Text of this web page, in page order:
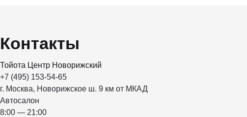
Контакты
Тойота Центр Новорижский
+7 (495) 153-54-65
г. Москва, Новорижское ш. 9 км от МКАД
Автосалон
8:00 — 21:00